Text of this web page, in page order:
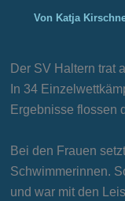
Von Katja
Der SV Haltern trat
In 34
Ergebnisse flossen
Bei den Frauen
Schwimmerinnen.
und war mit den